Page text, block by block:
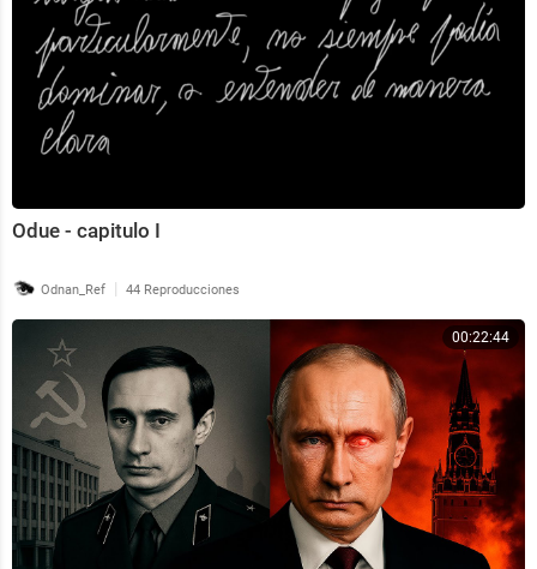
Odue - capitulo I
Odnan_Ref | 44 Reproducciones
00:22:44